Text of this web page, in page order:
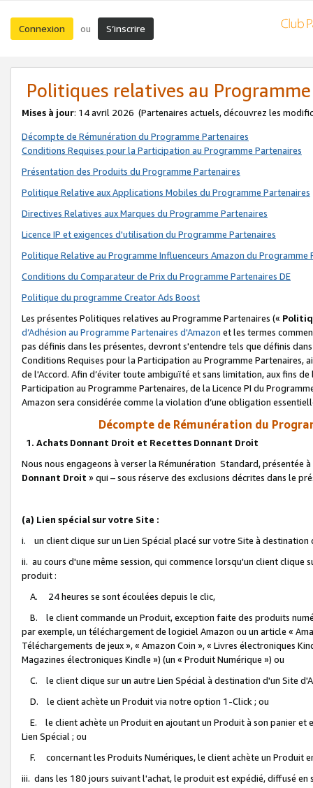
Connexion ou S’inscrire
Politiques relatives au
Mises à jour: 14 avril 2026 (Partenaires actuels, découvrez les
Décompte de Rémunération du Programme Partenaires
Conditions Requises pour la Participation au Programme Partenaires
Présentation des Produits du Programme Partenaires
Politique Relative aux Applications Mobiles du Programme Partenaires
Directives Relatives aux Marques du Programme Partenaires
Licence IP et exigences d'utilisation du Programme Partenaires
Politique Relative au Programme Influenceurs Amazon du Programme
Conditions du Comparateur de Prix du Programme Partenaires DE
Politique du programme Creator Ads Boost
Les présentes Politiques relatives au Programme Partenaires («
d’Adhésion au Programme Partenaires d'Amazon et les termes
pas définis dans les présentes, devront s'entendre tels que définis
Conditions Requises pour la Participation au Programme Partenaires,
de l'Accord. Afin d’éviter toute ambiguïté et sans limitation, aux fins
Participation au Programme Partenaires, de la Licence PI du
Amazon sera considérée comme la violation d’une obligation
Décompte de Rémunération du
1. Achats Donnant Droit et Recettes Donnant Droit
Nous nous engageons à verser la Rémunération Standard, présentée
Donnant Droit » qui – sous réserve des exclusions décrites dans le
(a) Lien spécial sur votre Site :
i. un client clique sur un Lien Spécial placé sur votre Site à destination
ii. au cours d'une même session, qui commence lorsqu'un client
produit :
A. 24 heures se sont écoulées depuis le clic,
B. le client commande un Produit, exception faite des produits
par exemple, un téléchargement de logiciel Amazon ou un article «
Téléchargements de jeux », « Amazon Coin », « Livres électroniques
Magazines électroniques Kindle ») (un « Produit Numérique ») ou
C. le client clique sur un autre Lien Spécial à destination d'un Site
D. le client achète un Produit via notre option 1-Click ; ou
E. le client achète un Produit en ajoutant un Produit à son panier et
Lien Spécial ; ou
F. concernant les Produits Numériques, le client achète un Produit
iii. dans les 180 jours suivant l'achat, le produit est expédié, diffusé